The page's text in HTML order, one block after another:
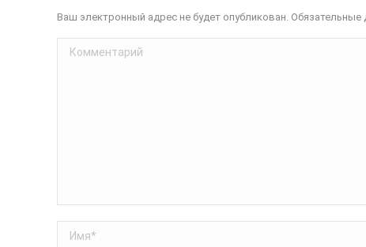
Ваш электронный адрес не будет опубликован.
Комментарий
Имя *